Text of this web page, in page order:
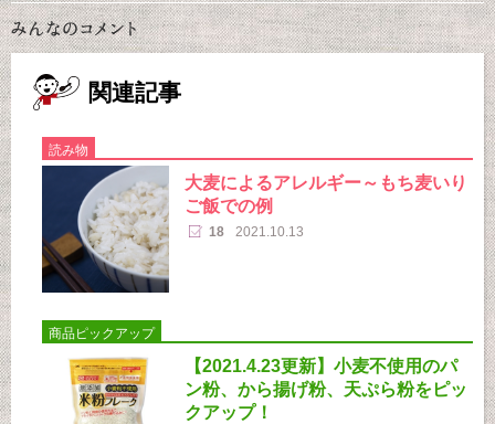
関連記事
読み物
大麦によるアレルギー～もち麦いり
ご飯での例
18 2021.10.13
商品ピックアップ
【2021.4.23更新】小麦不使用のパ
ン粉、から揚げ粉、天ぷら粉をピッ
クアップ！